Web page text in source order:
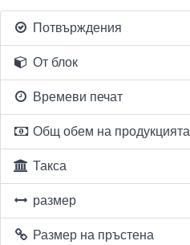
Потвърждения
От блок
Времеви печат
Общ обем на продукцията
Такса
размер
Размер на пръстена